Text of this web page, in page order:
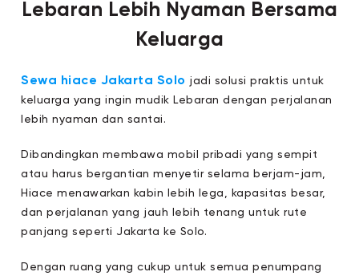
Lebaran Lebih Nyaman Bersama
Keluarga
Sewa hiace Jakarta Solo jadi solusi praktis untuk
keluarga yang ingin mudik Lebaran dengan perjalanan
lebih nyaman dan santai.
Dibandingkan membawa mobil pribadi yang sempit
atau harus bergantian menyetir selama berjam-jam,
Hiace menawarkan kabin lebih lega, kapasitas besar,
dan perjalanan yang jauh lebih tenang untuk rute
panjang seperti Jakarta ke Solo.
Dengan ruang yang cukup untuk semua penumpang